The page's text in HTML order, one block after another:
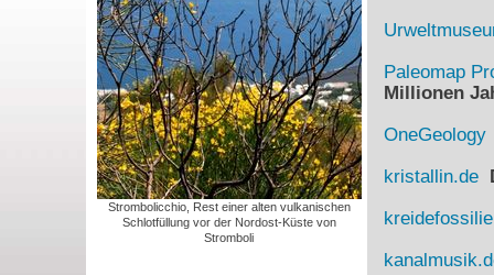
Strombolicchio, Rest einer alten vulkanischen
Schlotfüllung vor der Nordost-Küste von
Stromboli
Paleomap
Millionen
OneGeology
kristallin.de